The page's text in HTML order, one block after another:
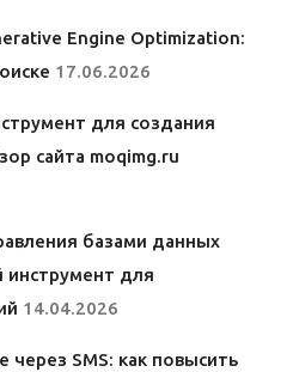
Engine Optimization:
17.06.2026
для создания
сайта moqimg.ru
базами данных
инструмент для
14.04.2026
через SMS: как повысить